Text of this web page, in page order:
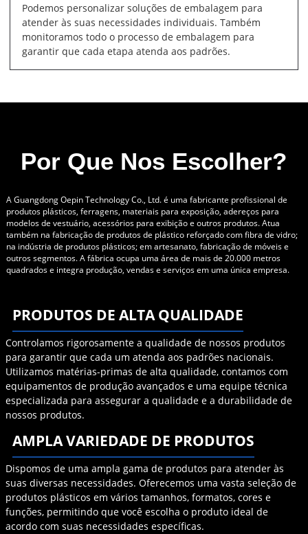
Podemos personalizar soluções de embalagem para
atender às suas necessidades individuais. Também
monitoramos todo o processo de embalagem para
garantir que cada etapa atenda aos padrões.
Por Que Nos Escolher?
A Guangdong Oepin Technology Co., Ltd. é uma fabricante profissional de
produtos plásticos, ferragens, materiais para exposição, adereços para
modelos de vestuário, acessórios para exibição e outros produtos. Atua
também na fabricação de produtos de plástico reforçado com fibra de vidro;
na indústria de produtos plásticos; em artesanato, fabricação de móveis e
outros segmentos. A fábrica ocupa uma área de mais de 20.000 metros
quadrados e integra produção, vendas e serviços em uma única empresa.
PRODUTOS DE ALTA QUALIDADE
Controlamos rigorosamente a qualidade de nossos produtos
para garantir que cada um atenda aos padrões nacionais.
Utilizamos matérias-primas de alta qualidade, contamos com
equipamentos de produção avançados e uma equipe técnica
especializada para assegurar a qualidade e a durabilidade de
nossos produtos.
AMPLA VARIEDADE DE PRODUTOS
Dispomos de uma ampla gama de produtos para atender às
suas diversas necessidades. Oferecemos uma vasta seleção de
produtos plásticos em vários tamanhos, formatos, cores e
funções, permitindo que você escolha o produto ideal de
acordo com suas necessidades específicas.